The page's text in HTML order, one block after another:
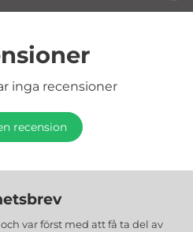
inga recensioner
recension
var först med att få ta del av